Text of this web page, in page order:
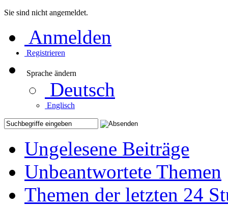
Sie sind nicht angemeldet.
Anmelden
Registrieren
Sprache ändern
Deutsch
Englisch
Ungelesene Beiträge
Unbeantwortete Themen
Themen der letzten 24